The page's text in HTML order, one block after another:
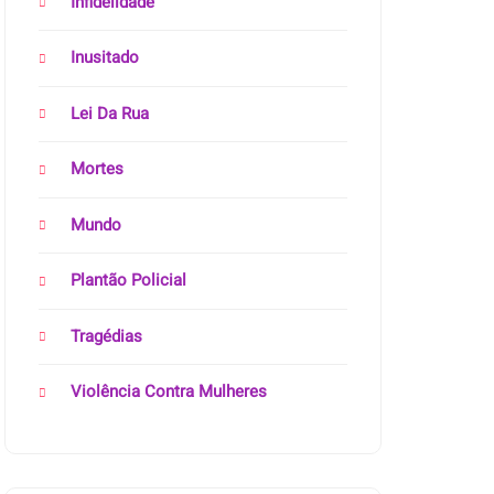
Inusitado
Lei Da Rua
Mortes
Mundo
Plantão Policial
Tragédias
Violência Contra Mulheres